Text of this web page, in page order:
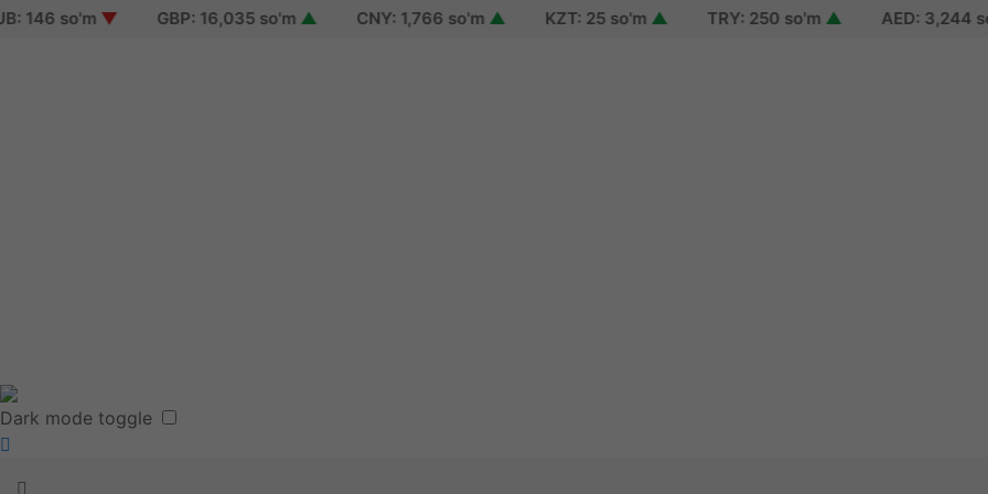
so'm▼ GBP: 16,035 so'm▲ CNY: 1,766 so'm▲ KZT: 25 so'm▲ TRY: 250 so'm▲ AED: 3,244 so'm
Dark mode toggle